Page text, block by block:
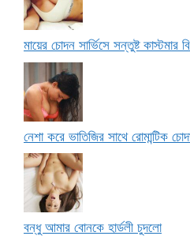
মায়ের চোদন সার্ভিসে সন্তুষ্ট কাস্টমার
নেশা করে ভাতিজির সাথে রোমান্টিক
বন্ধু আমার বোনকে হার্ডলী চুদলো